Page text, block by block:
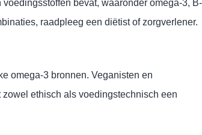
bevat, waaronder omega-3, B-
raadpleeg een diëtist of zorgverlener.
omega-3 bronnen. Veganisten en
ethisch als voedingstechnisch een